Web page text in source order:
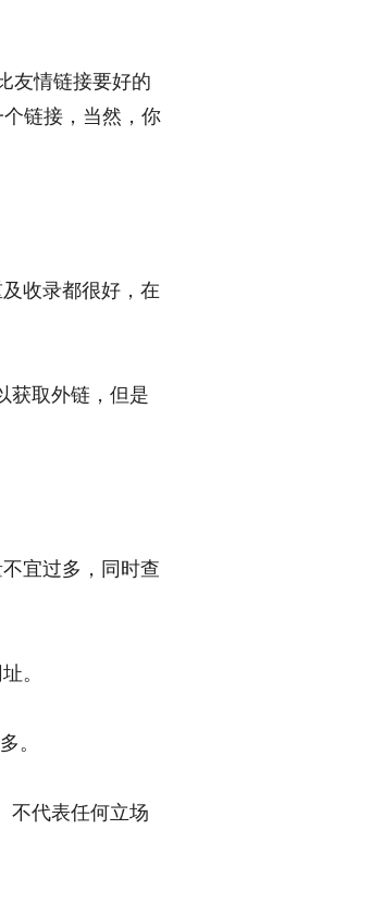
友情链接要好的
链接，当然，你
收录都很好，在
获取外链，但是
宜过多，同时查
。
。
不代表任何立场